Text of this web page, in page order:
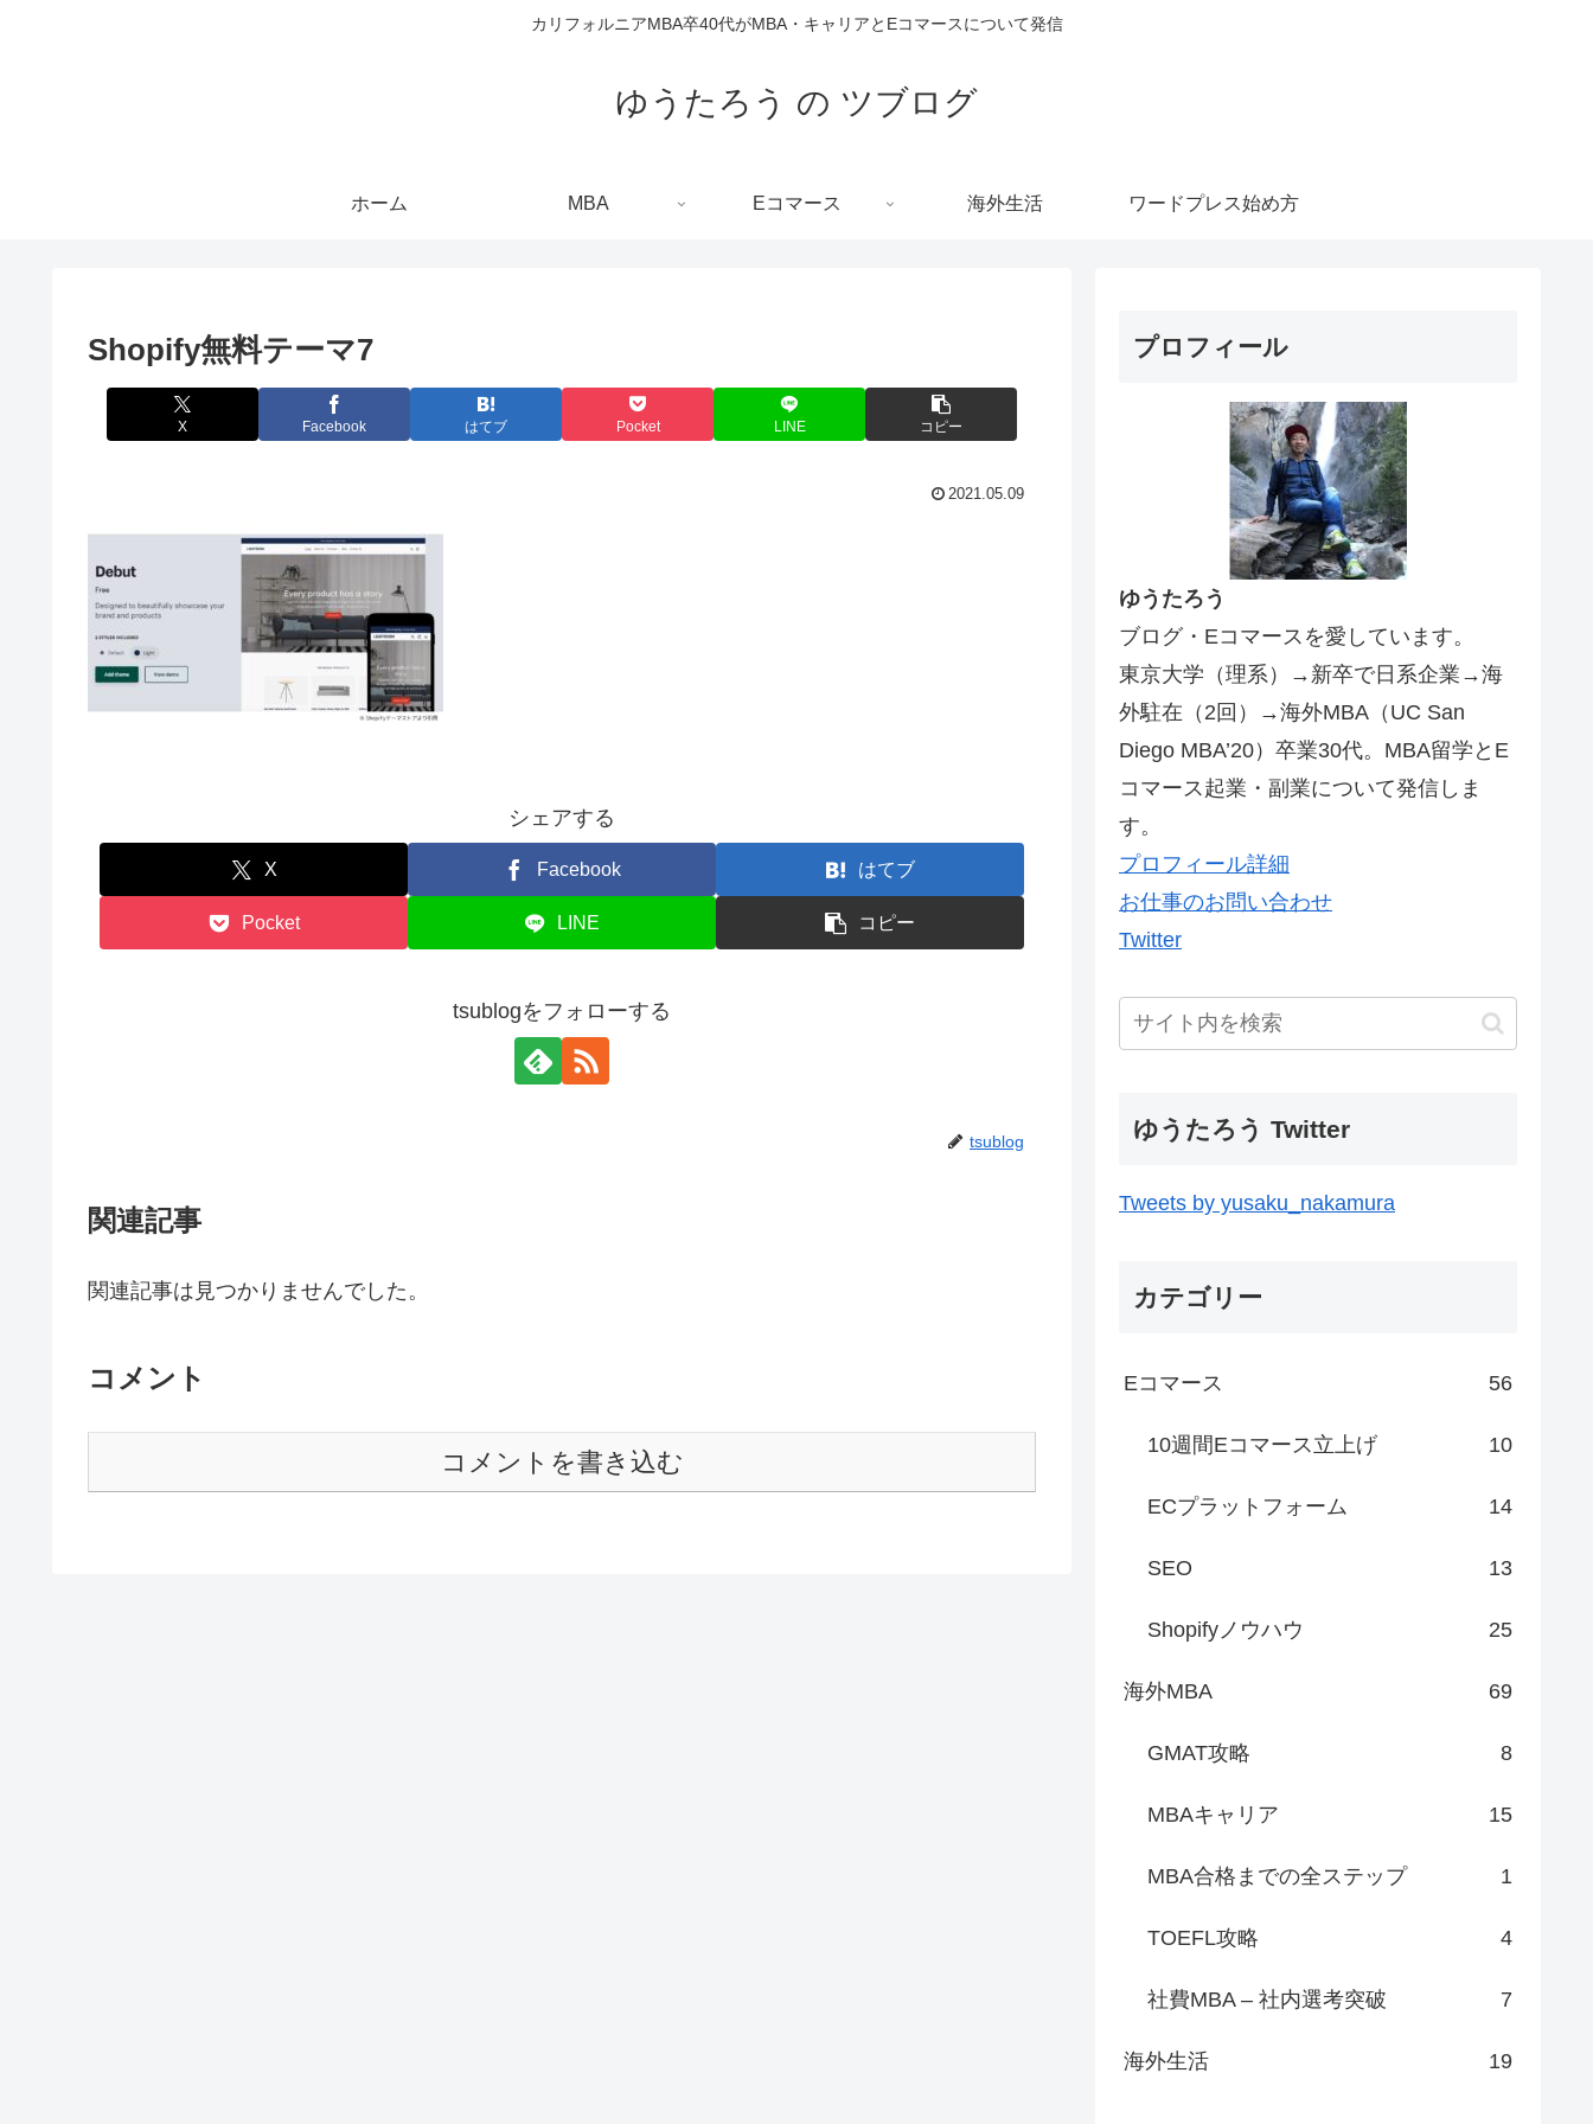
カリフォルニアMBA卒40代がMBA・キャリアとEコマースについて発信
ゆうたろう の ツブログ
ホーム MBA Eコマース 海外生活 ワードプレス始め方
Shopify無料テーマ7
X Facebook はてブ Pocket LINE コピー
2021.05.09
シェアする
X Facebook はてブ
Pocket LINE コピー
tsublogをフォローする
tsublog
関連記事
関連記事は見つかりませんでした。
コメント
コメントを書き込む
プロフィール
ゆうたろう
ブログ・Eコマースを愛しています。
東京大学（理系）→新卒で日系企業→海
外駐在（2回）→海外MBA（UC San
Diego MBA’20）卒業30代。MBA留学とE
コマース起業・副業について発信しま
す。
プロフィール詳細
お仕事のお問い合わせ
Twitter
ゆうたろう Twitter
Tweets by yusaku_nakamura
カテゴリー
Eコマース 56
10週間Eコマース立上げ 10
ECプラットフォーム 14
SEO 13
Shopifyノウハウ 25
海外MBA 69
GMAT攻略 8
MBAキャリア 15
MBA合格までの全ステップ 1
TOEFL攻略 4
社費MBA – 社内選考突破 7
海外生活 19